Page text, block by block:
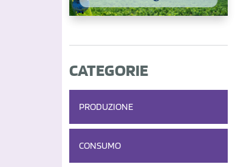
CATEGORIE
PRODUZIONE
CONSUMO